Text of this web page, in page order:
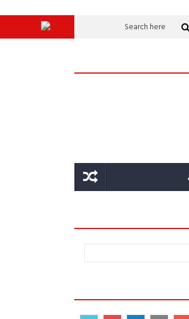
التخطيط خط الدفاع الأول القيادة الاستراتيجية..